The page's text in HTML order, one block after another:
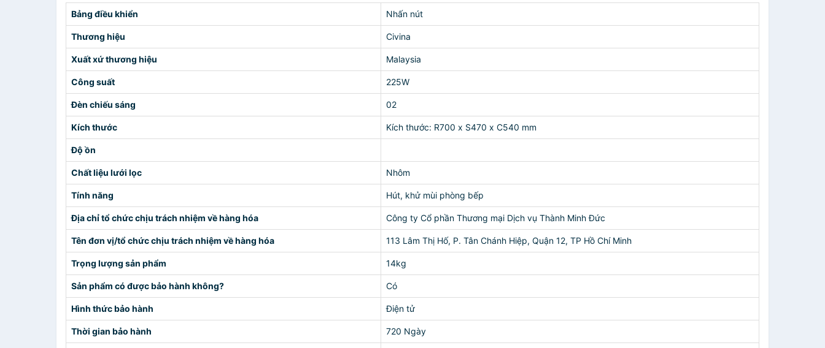
Bảng điều khiển Nhấn nút
Thương hiệu Civina
Xuất xứ thương hiệu Malaysia
Công suất 225W
Đèn chiếu sáng 02
Kích thước Kích thước: R700 x S470 x C540 mm
Độ ồn
Chất liệu lưới lọc Nhôm
Tính năng Hút, khử mùi phòng bếp
Địa chỉ tổ chức chịu trách nhiệm về hàng hóa Công ty Cổ phần Thương mại Dịch vụ Thành Minh Đức
Tên đơn vị/tổ chức chịu trách nhiệm về hàng hóa 113 Lâm Thị Hố, P. Tân Chánh Hiệp, Quận 12, TP Hồ Chí Minh
Trọng lượng sản phẩm 14kg
Sản phẩm có được bảo hành không? Có
Hình thức bảo hành Điện tử
Thời gian bảo hành 720 Ngày